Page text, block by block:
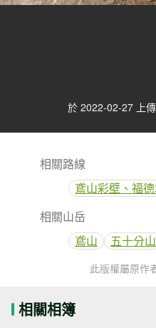
於 2022-02-27 上傳
相關路線
鳶山彩壁、福
相關山岳
鳶山
五十分山
此版權屬原作
相關相簿